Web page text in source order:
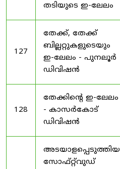
തടിയുടെ ഇ-ലേലം
127
തേക്ക്, തേക്ക്
ബില്ലറ്റുകളുടെയും
ഇ-ലേലം - പുനലൂർ
ഡിവിഷൻ
128
തേക്കിന്റെ ഇ-ലേലം
- കാസർകോട്
ഡിവിഷൻ
അടയാളപ്പെടുത്തിയ
സോഫ്റ്റ്‌വുഡ്